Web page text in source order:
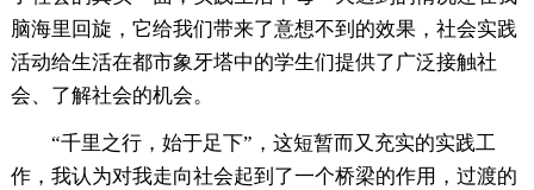
脑海里回旋，它给我们带来了意想不到的效果，社会实践
活动给生活在都市象牙塔中的学生们提供了广泛接触社
会、了解社会的机会。
“千里之行，始于足下”，这短暂而又充实的实践工
作，我认为对我走向社会起到了一个桥梁的作用，过渡的